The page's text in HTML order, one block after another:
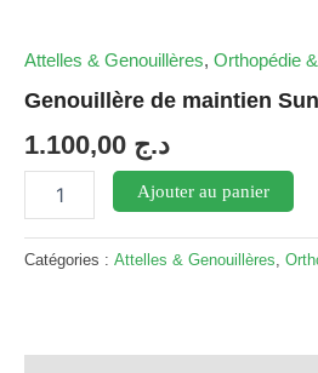
Attelles & Genouillères, Orthopédie
Genouillère de maintien
د.ج
de
Ajouter au panier
Catégories : Attelles & Genouillères